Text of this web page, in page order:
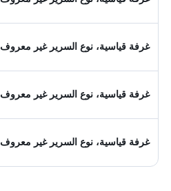
غرفة قياسية، نوع السرير غير معروف
غرفة قياسية، نوع السرير غير معروف
غرفة قياسية، نوع السرير غير معروف